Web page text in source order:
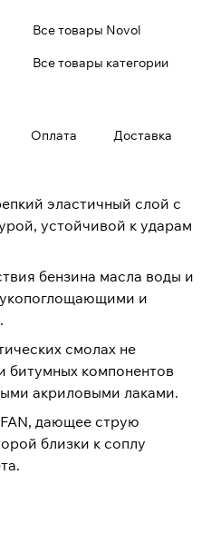
Все товары Novol
Все товары категории
Оплата Доставка
эластичный слой с
устойчивой к ударам
бензина масла воды и
и
смолах не
битумных компонентов
акриловыми лаками.
дающее струю
близки к соплу